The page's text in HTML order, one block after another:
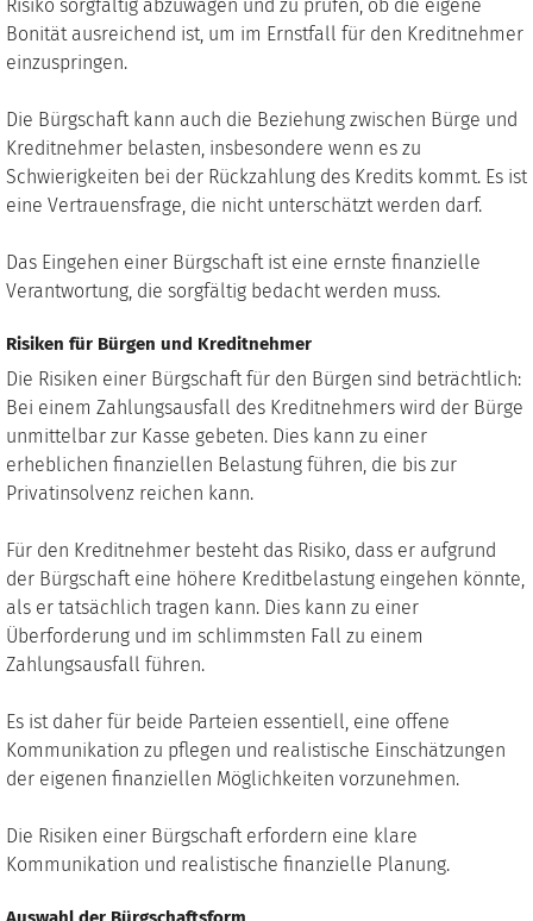
Risiko sorgfältig abzuwägen und zu prüfen, ob die eigene
Bonität ausreichend ist, um im Ernstfall für den Kreditnehmer
einzuspringen.
Die Bürgschaft kann auch die Beziehung zwischen Bürge und
Kreditnehmer belasten, insbesondere wenn es zu
Schwierigkeiten bei der Rückzahlung des Kredits kommt. Es ist
eine Vertrauensfrage, die nicht unterschätzt werden darf.
Das Eingehen einer Bürgschaft ist eine ernste finanzielle
Verantwortung, die sorgfältig bedacht werden muss.
Risiken für Bürgen und Kreditnehmer
Die Risiken einer Bürgschaft für den Bürgen sind beträchtlich:
Bei einem Zahlungsausfall des Kreditnehmers wird der Bürge
unmittelbar zur Kasse gebeten. Dies kann zu einer
erheblichen finanziellen Belastung führen, die bis zur
Privatinsolvenz reichen kann.
Für den Kreditnehmer besteht das Risiko, dass er aufgrund
der Bürgschaft eine höhere Kreditbelastung eingehen könnte,
als er tatsächlich tragen kann. Dies kann zu einer
Überforderung und im schlimmsten Fall zu einem
Zahlungsausfall führen.
Es ist daher für beide Parteien essentiell, eine offene
Kommunikation zu pflegen und realistische Einschätzungen
der eigenen finanziellen Möglichkeiten vorzunehmen.
Die Risiken einer Bürgschaft erfordern eine klare
Kommunikation und realistische finanzielle Planung.